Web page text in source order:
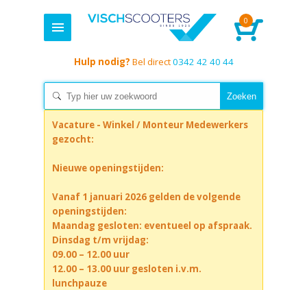
0
Hulp nodig? Bel direct0342 42 40 44
Vacature - Winkel / Monteur Medewerkers
gezocht:
Nieuwe openingstijden:
Vanaf 1 januari 2026 gelden de volgende
openingstijden:
Maandag gesloten: eventueel op afspraak.
Dinsdag t/m vrijdag:
09.00 – 12.00 uur
12.00 – 13.00 uur gesloten i.v.m.
lunchpauze